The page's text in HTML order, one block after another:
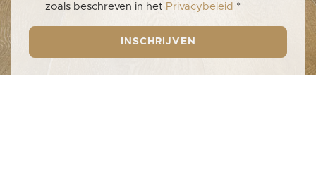
zoals beschreven in het Privacybeleid *
INSCHRIJVEN